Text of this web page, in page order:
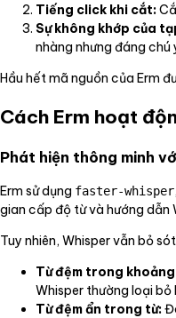
Tiếng click khi cắt:
Sự không khớp của
nhàng nhưng đáng chú
Hầu hết mã nguồn của Erm
Cách Erm hoạt
Phát hiện thông minh
Erm sử dụng faster-whisper
gian cấp độ từ và hướng dẫn
Tuy nhiên, Whisper vẫn bỏ
Từ đệm trong
Whisper thường loại
Từ đệm ẩn trong từ: